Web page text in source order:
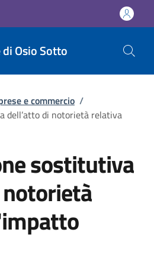
Osio Sotto
e commercio /
dell’atto di notorietà relativa
sostitutiva